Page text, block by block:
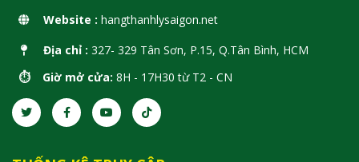
Website : hangthanhlysaigon.net
Địa chỉ : 327- 329 Tân Sơn, P.15, Q.Tân Bình, HCM
⏱️ Giờ mở cửa: 8H - 17H30 từ T2 - CN